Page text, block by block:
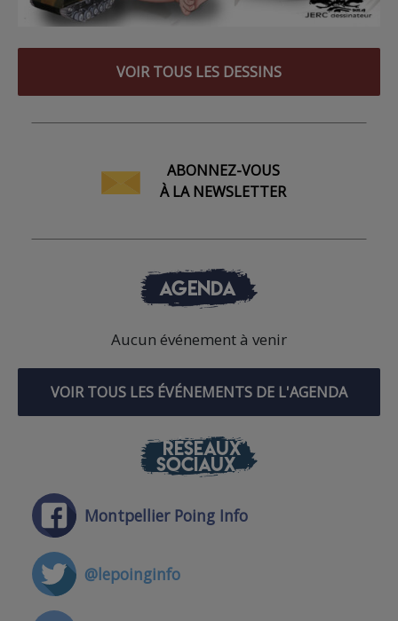
VOIR TOUS LES DESSINS
ABONNEZ-VOUS
À LA NEWSLETTER
AGENDA
Aucun événement à venir
VOIR TOUS LES ÉVÉNEMENTS DE L'AGENDA
RÉSEAUX
SOCIAUX
Montpellier Poing Info
@lepoinginfo